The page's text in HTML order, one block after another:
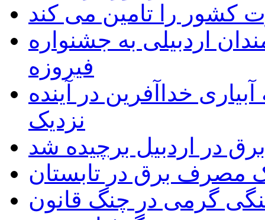
به۵۰ اثر هنرمندان اردبیلی به جشنواره
فیروزه
خداآفرین در آینده
نزدیک
مصرف برق در تابستان
گرمی در چنگ قانون